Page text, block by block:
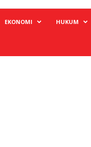
EKONOMI HUKUM